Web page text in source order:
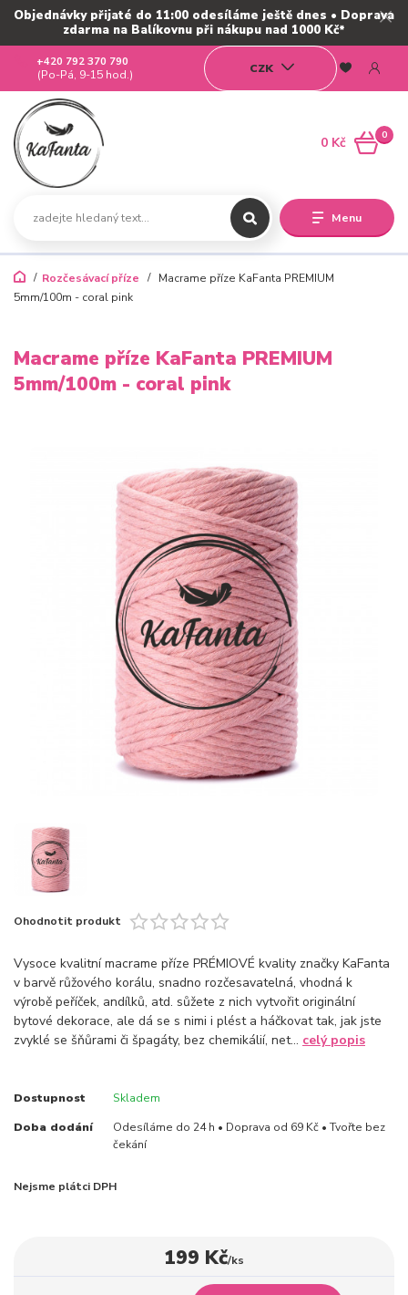
Objednávky přijaté do 11:00 odesíláme ještě dnes • Doprava
zdarma na Balíkovnu při nákupu nad 1000 Kč*
Menu
CZK
+420 792 370 790
(Po-Pá, 9-15 hod.)
0
0 Kč
Rozčesávací příze
Macrame příze KaFanta PREMIUM
5mm/100m - coral pink
Macrame příze KaFanta PREMIUM
5mm/100m - coral pink
Ohodnotit produkt
Vysoce kvalitní macrame příze PRÉMIOVÉ kvality značky KaFanta
v barvě růžového korálu, snadno rozčesavatelná, vhodná k
výrobě peříček, andílků, atd. sůžete z nich vytvořit originální
bytové dekorace, ale dá se s nimi i plést a háčkovat tak, jak jste
zvyklé se šňůrami či špagáty, bez chemikálií, net... celý popis
Dostupnost Skladem
Doba dodání
Odesíláme do 24 h • Doprava od 69 Kč • Tvořte bez
čekání
Nejsme plátci DPH
199 Kč/ks